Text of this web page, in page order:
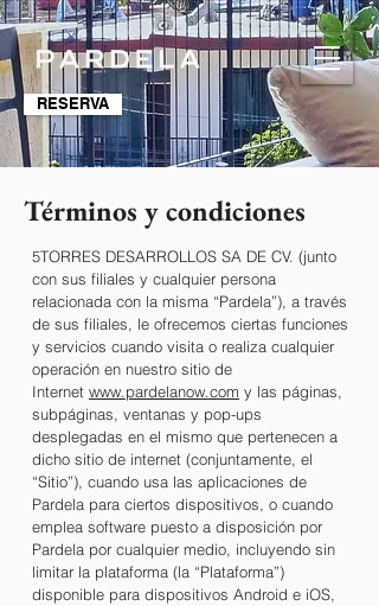
RESERVA
Términos y condiciones
5TORRES DESARROLLOS SA DE CV. (junto
con sus filiales y cualquier persona
relacionada con la misma “Pardela”), a través
de sus filiales, le ofrecemos ciertas funciones
y servicios cuando visita o realiza cualquier
operación en nuestro sitio de
Internet www.pardelanow.com y las páginas,
subpáginas, ventanas y pop-ups
desplegadas en el mismo que pertenecen a
dicho sitio de internet (conjuntamente, el
“Sitio”), cuando usa las aplicaciones de
Pardela para ciertos dispositivos, o cuando
emplea software puesto a disposición por
Pardela por cualquier medio, incluyendo sin
limitar la plataforma (la “Plataforma”)
disponible para dispositivos Android e iOS,